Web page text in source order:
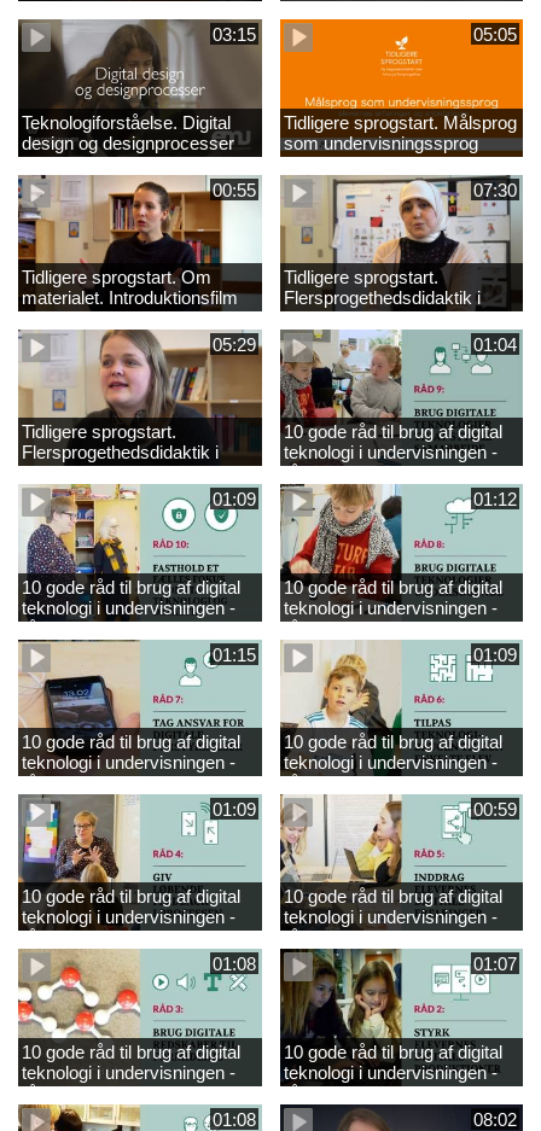
03:15
Teknologiforståelse. Digital
design og designprocesser
05:05
Tidligere sprogstart. Målsprog
som undervisningssprog
00:55
Tidligere sprogstart. Om
materialet. Introduktionsfilm
07:30
Tidligere sprogstart.
Flersprogethedsdidaktik i
fransk og tysk
05:29
Tidligere sprogstart.
Flersprogethedsdidaktik i
engelsk
01:04
10 gode råd til brug af digital
teknologi i undervisningen -
råd 9
01:09
10 gode råd til brug af digital
teknologi i undervisningen -
råd 10
01:12
10 gode råd til brug af digital
teknologi i undervisningen -
råd 8
01:15
10 gode råd til brug af digital
teknologi i undervisningen -
råd 7
01:09
10 gode råd til brug af digital
teknologi i undervisningen -
råd 6
01:09
10 gode råd til brug af digital
teknologi i undervisningen -
råd 4
00:59
10 gode råd til brug af digital
teknologi i undervisningen -
råd 5
01:08
10 gode råd til brug af digital
teknologi i undervisningen -
råd 3
01:07
10 gode råd til brug af digital
teknologi i undervisningen -
råd 2
01:08
08:02